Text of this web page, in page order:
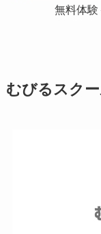
無料体験
むびるスク